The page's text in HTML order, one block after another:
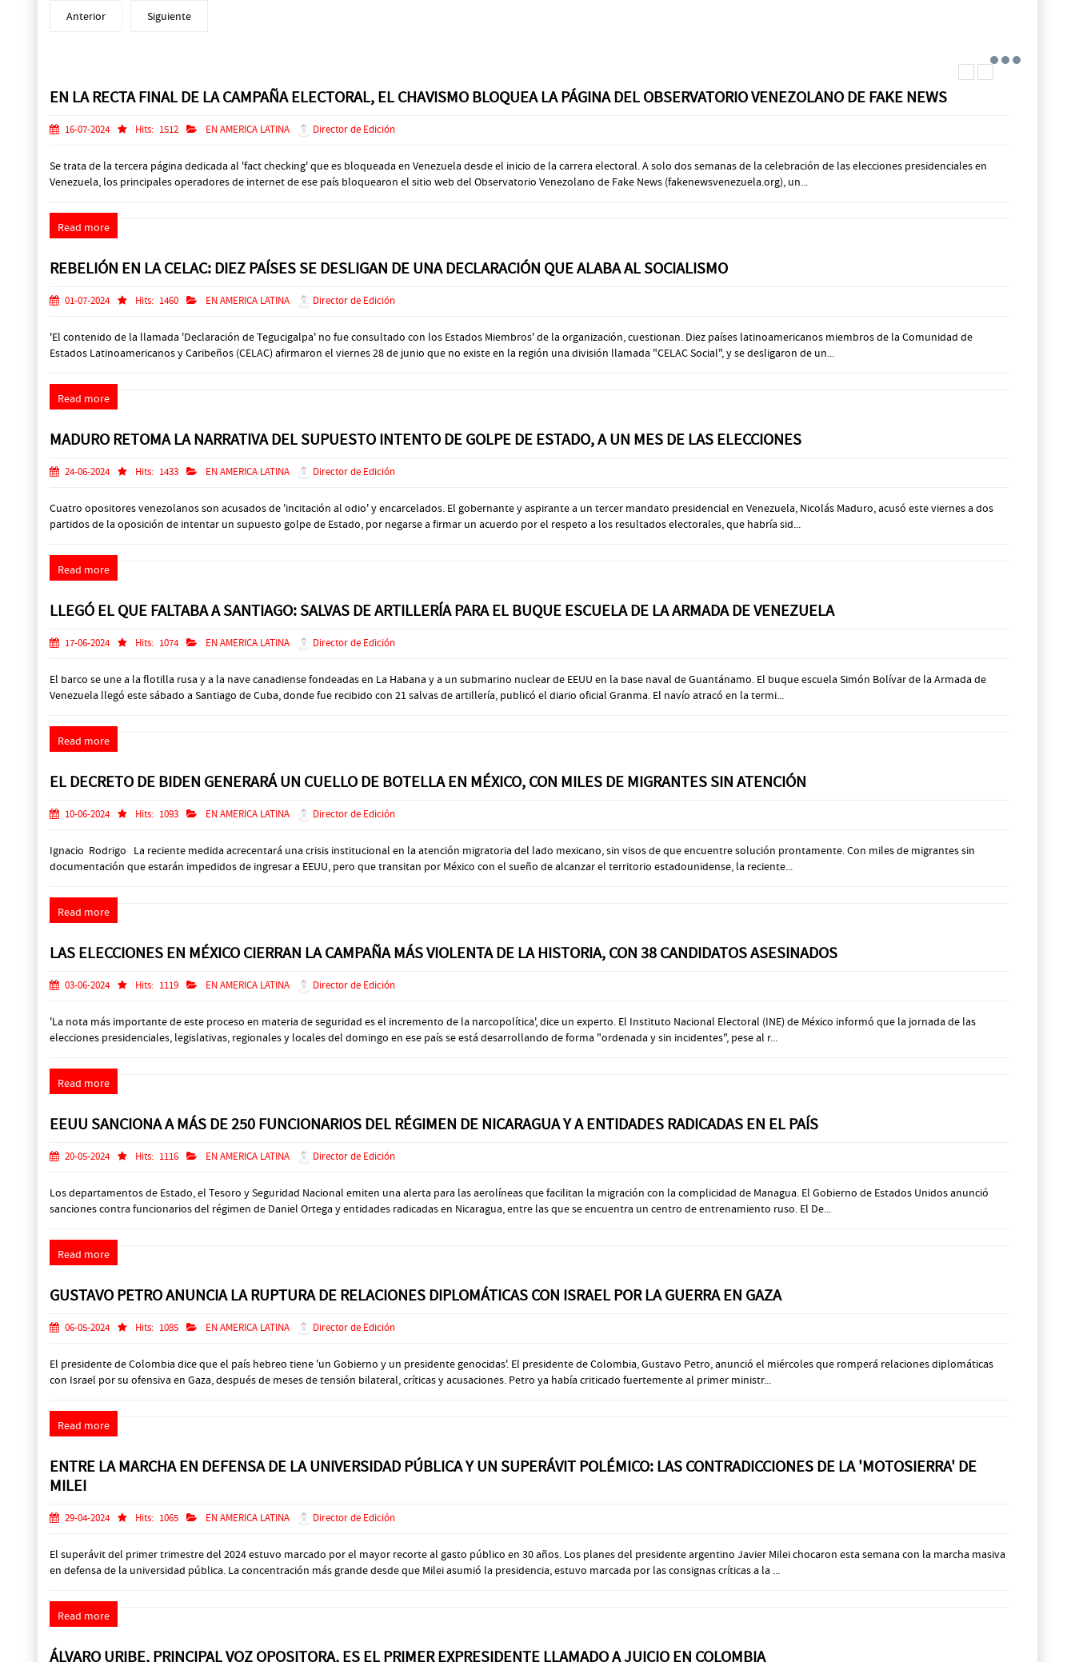
Anterior Siguiente
EN LA RECTA FINAL DE LA CAMPAÑA ELECTORAL, EL CHAVISMO BLOQUEA LA PÁGINA DEL OBSERVATORIO VENEZOLANO DE FAKE NEWS
16-07-2024 Hits: 1512 EN AMERICA LATINA Director de Edición
Se trata de la tercera página dedicada al 'fact checking' que es bloqueada en Venezuela desde el inicio de la carrera electoral. A solo dos semanas de la celebración de las elecciones presidenciales en
Venezuela, los principales operadores de internet de ese país bloquearon el sitio web del Observatorio Venezolano de Fake News (fakenewsvenezuela.org), un...
Read more
REBELIÓN EN LA CELAC: DIEZ PAÍSES SE DESLIGAN DE UNA DECLARACIÓN QUE ALABA AL SOCIALISMO
01-07-2024 Hits: 1460 EN AMERICA LATINA Director de Edición
'El contenido de la llamada 'Declaración de Tegucigalpa' no fue consultado con los Estados Miembros' de la organización, cuestionan. Diez países latinoamericanos miembros de la Comunidad de
Estados Latinoamericanos y Caribeños (CELAC) afirmaron el viernes 28 de junio que no existe en la región una división llamada "CELAC Social", y se desligaron de un...
Read more
MADURO RETOMA LA NARRATIVA DEL SUPUESTO INTENTO DE GOLPE DE ESTADO, A UN MES DE LAS ELECCIONES
24-06-2024 Hits: 1433 EN AMERICA LATINA Director de Edición
Cuatro opositores venezolanos son acusados de 'incitación al odio' y encarcelados. El gobernante y aspirante a un tercer mandato presidencial en Venezuela, Nicolás Maduro, acusó este viernes a dos
partidos de la oposición de intentar un supuesto golpe de Estado, por negarse a firmar un acuerdo por el respeto a los resultados electorales, que habría sid...
Read more
LLEGÓ EL QUE FALTABA A SANTIAGO: SALVAS DE ARTILLERÍA PARA EL BUQUE ESCUELA DE LA ARMADA DE VENEZUELA
17-06-2024 Hits: 1074 EN AMERICA LATINA Director de Edición
El barco se une a la flotilla rusa y a la nave canadiense fondeadas en La Habana y a un submarino nuclear de EEUU en la base naval de Guantánamo. El buque escuela Simón Bolívar de la Armada de
Venezuela llegó este sábado a Santiago de Cuba, donde fue recibido con 21 salvas de artillería, publicó el diario oficial Granma. El navío atracó en la termi...
Read more
EL DECRETO DE BIDEN GENERARÁ UN CUELLO DE BOTELLA EN MÉXICO, CON MILES DE MIGRANTES SIN ATENCIÓN
10-06-2024 Hits: 1093 EN AMERICA LATINA Director de Edición
Ignacio Rodrigo La reciente medida acrecentará una crisis institucional en la atención migratoria del lado mexicano, sin visos de que encuentre solución prontamente. Con miles de migrantes sin
documentación que estarán impedidos de ingresar a EEUU, pero que transitan por México con el sueño de alcanzar el territorio estadounidense, la reciente...
Read more
LAS ELECCIONES EN MÉXICO CIERRAN LA CAMPAÑA MÁS VIOLENTA DE LA HISTORIA, CON 38 CANDIDATOS ASESINADOS
03-06-2024 Hits: 1119 EN AMERICA LATINA Director de Edición
'La nota más importante de este proceso en materia de seguridad es el incremento de la narcopolítica', dice un experto. El Instituto Nacional Electoral (INE) de México informó que la jornada de las
elecciones presidenciales, legislativas, regionales y locales del domingo en ese país se está desarrollando de forma "ordenada y sin incidentes", pese al r...
Read more
EEUU SANCIONA A MÁS DE 250 FUNCIONARIOS DEL RÉGIMEN DE NICARAGUA Y A ENTIDADES RADICADAS EN EL PAÍS
20-05-2024 Hits: 1116 EN AMERICA LATINA Director de Edición
Los departamentos de Estado, el Tesoro y Seguridad Nacional emiten una alerta para las aerolíneas que facilitan la migración con la complicidad de Managua. El Gobierno de Estados Unidos anunció
sanciones contra funcionarios del régimen de Daniel Ortega y entidades radicadas en Nicaragua, entre las que se encuentra un centro de entrenamiento ruso. El De...
Read more
GUSTAVO PETRO ANUNCIA LA RUPTURA DE RELACIONES DIPLOMÁTICAS CON ISRAEL POR LA GUERRA EN GAZA
06-05-2024 Hits: 1085 EN AMERICA LATINA Director de Edición
El presidente de Colombia dice que el país hebreo tiene 'un Gobierno y un presidente genocidas'. El presidente de Colombia, Gustavo Petro, anunció el miércoles que romperá relaciones diplomáticas
con Israel por su ofensiva en Gaza, después de meses de tensión bilateral, críticas y acusaciones. Petro ya había criticado fuertemente al primer ministr...
Read more
ENTRE LA MARCHA EN DEFENSA DE LA UNIVERSIDAD PÚBLICA Y UN SUPERÁVIT POLÉMICO: LAS CONTRADICCIONES DE LA 'MOTOSIERRA' DE
MILEI
29-04-2024 Hits: 1065 EN AMERICA LATINA Director de Edición
El superávit del primer trimestre del 2024 estuvo marcado por el mayor recorte al gasto público en 30 años. Los planes del presidente argentino Javier Milei chocaron esta semana con la marcha masiva
en defensa de la universidad pública. La concentración más grande desde que Milei asumió la presidencia, estuvo marcada por las consignas críticas a la ...
Read more
ÁLVARO URIBE, PRINCIPAL VOZ OPOSITORA, ES EL PRIMER EXPRESIDENTE LLAMADO A JUICIO EN COLOMBIA